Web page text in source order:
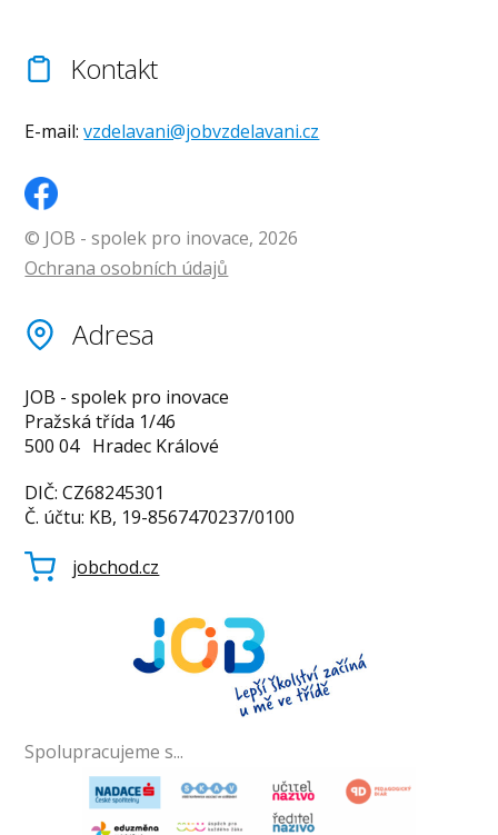
Kontakt
E-mail:vzdelavani@jobvzdelavani.cz
© JOB - spolek pro inovace, 2026
Ochrana osobních údajů
Adresa
JOB - spolek pro inovace
Pražská třída 1/46
500 04 Hradec Králové
DIČ: CZ68245301
Č. účtu: KB, 19-8567470237/0100
jobchod.cz
Spolupracujeme s...